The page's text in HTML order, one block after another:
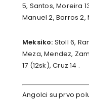
5, Santos, Moreira
Manuel 2, Barros 2,
Meksiko: Stoll 6,
Meza, Mendez,
17 (12sk), Cruz 14 .
Angolci su prvo